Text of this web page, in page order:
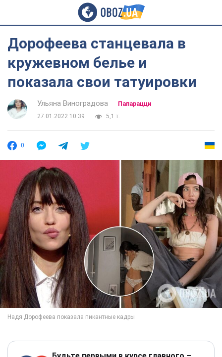
Дорофеева станцевала в
кружевном белье и
показала свои татуировки
Ульяна Виноградова
Папарацци
27.01.2022 10:39
5,1 т.
0